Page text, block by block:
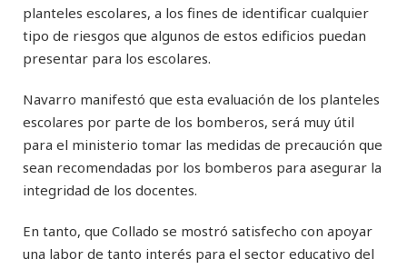
planteles escolares, a los fines de identificar cualquier
tipo de riesgos que algunos de estos edificios puedan
presentar para los escolares.
Navarro manifestó que esta evaluación de los planteles
escolares por parte de los bomberos, será muy útil
para el ministerio tomar las medidas de precaución que
sean recomendadas por los bomberos para asegurar la
integridad de los docentes.
En tanto, que Collado se mostró satisfecho con apoyar
una labor de tanto interés para el sector educativo del